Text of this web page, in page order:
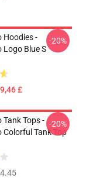
Hoodies -
Logo Blue S
£
-20%
Tops -
Colorful Tank Top
-20%